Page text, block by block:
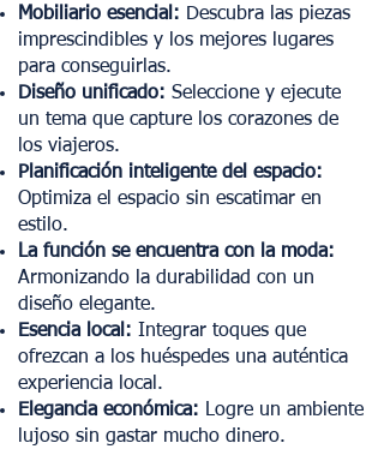
Mobiliario esencial: Descubra las piezas
imprescindibles y los mejores lugares
para conseguirlas.
Diseño unificado: Seleccione y ejecute
un tema que capture los corazones de
los viajeros.
Planificación inteligente del espacio:
Optimiza el espacio sin escatimar en
estilo.
La función se encuentra con la moda:
Armonizando la durabilidad con un
diseño elegante.
Esencia local: Integrar toques que
ofrezcan a los huéspedes una auténtica
experiencia local.
Elegancia económica: Logre un ambiente
lujoso sin gastar mucho dinero.